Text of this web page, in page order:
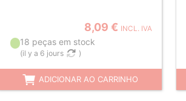
8,09 € INCL. IVA
18 peças em stock
(il y a 6 jours )
ADICIONAR AO CARRINHO